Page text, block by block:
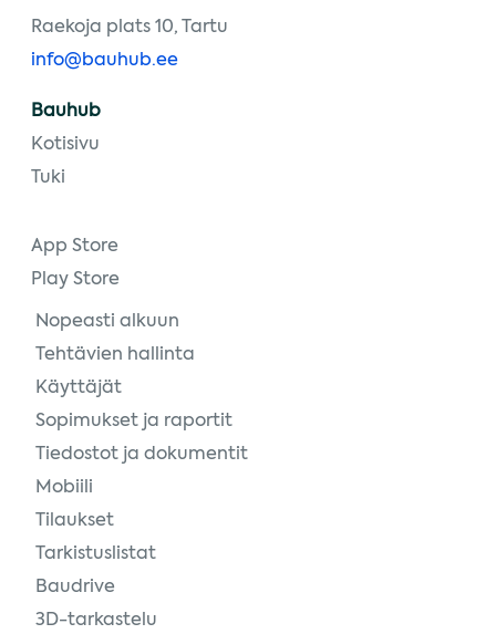
Raekoja plats 10, Tartu
info@bauhub.ee
Bauhub
Kotisivu
Tuki
App Store
Play Store
Nopeasti alkuun
Tehtävien hallinta
Käyttäjät
Sopimukset ja raportit
Tiedostot ja dokumentit
Mobiili
Tilaukset
Tarkistuslistat
Baudrive
3D-tarkastelu